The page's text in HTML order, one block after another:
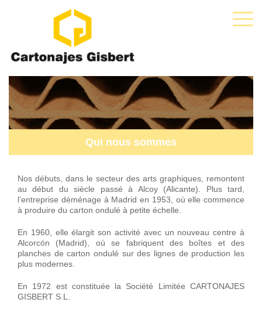
Qui nous sommes
Nos débuts, dans le secteur des arts graphiques, remontent
au début du siècle passé à Alcoy (Alicante). Plus tard,
l’entreprise déménage à Madrid en 1953, où elle commence
à produire du carton ondulé à petite échelle.
En 1960, elle élargit son activité avec un nouveau centre à
Alcorcón (Madrid), où se fabriquent des boîtes et des
planches de carton ondulé sur des lignes de production les
plus modernes.
En 1972 est constituée la Société Limitée CARTONAJES
GISBERT S.L.